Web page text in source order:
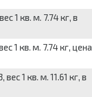
1 кв. м. 7.74 кг, в
1 кв. м. 7.74 кг, цена
1 кв. м. 11.61 кг, в